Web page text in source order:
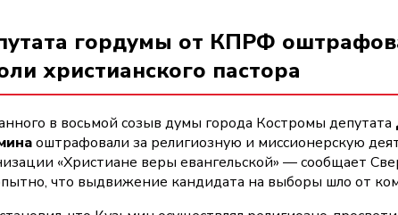
гордумы от КПРФ
христианского пастора
в восьмой созыв думы города Костромы депутата
оштрафовали за религиозную и миссионерскую
«Христиане веры евангельской» — сообщает
что выдвижение кандидата на выборы шло от